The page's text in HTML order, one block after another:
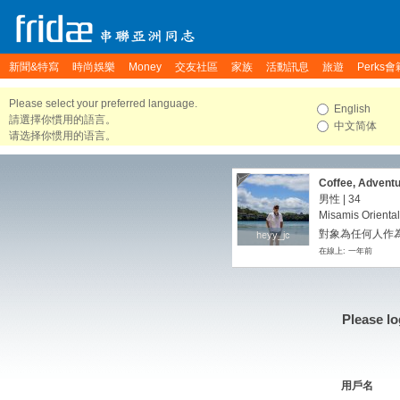
新聞&特寫 時尚娛樂 Money 交友社區 家族 活動訊息 旅遊 Perks會
Please select your preferred language.
請選擇你慣用的語言。
请选择你惯用的语言。
English
中文简体
heyy_jc
heyy_jc
Coffee,
男性 | 34
Misamis
對象為任何人作
在線上: 一年前
Please
用戶名